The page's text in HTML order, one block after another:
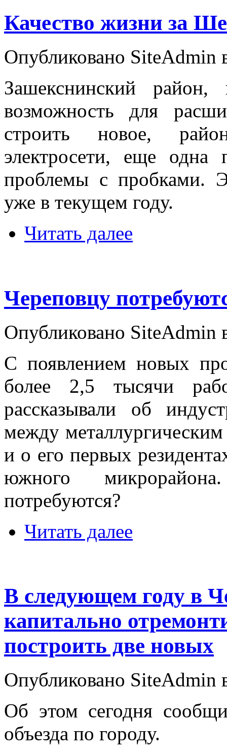
Качество жизни за
Опубликовано SiteAdmin
Зашекснинский район,
возможность для
строить новое,
электросети, еще одна
проблемы с пробками.
уже в текущем году.
Читать далее
Череповцу
Опубликовано SiteAdmin
С появлением новых
более 2,5 тысячи
рассказывали об
между
и о его первых
южного
потребуются?
Читать далее
В следующем году в
капитально
построить две новых
Опубликовано SiteAdmin
Об этом сегодня
объезда по городу.